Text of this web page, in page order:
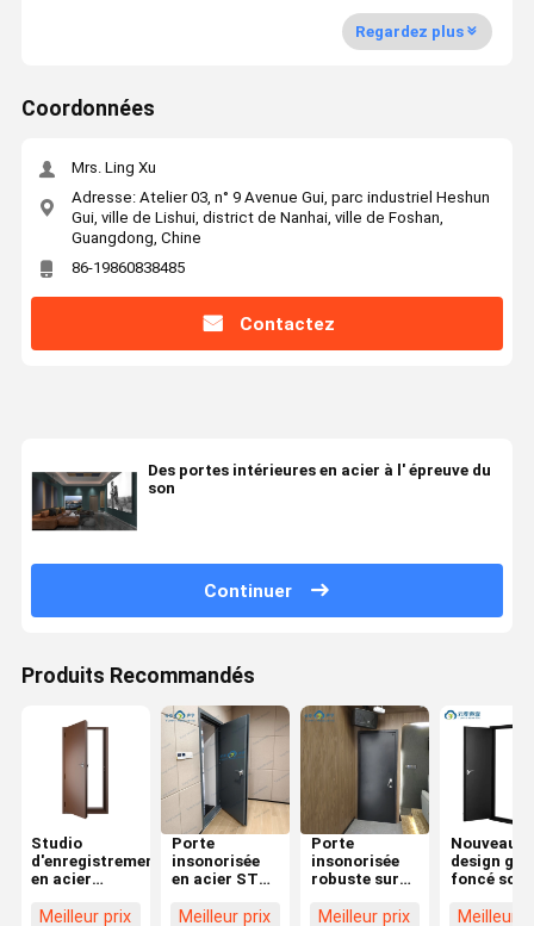
Regardez plus
Coordonnées
Mrs. Ling Xu
Adresse: Atelier 03, n° 9 Avenue Gui, parc industriel Heshun
Gui, ville de Lishui, district de Nanhai, ville de Foshan,
Guangdong, Chine
86-19860838485
Contactez
Des portes intérieures en acier à l' épreuve du
son
Continuer
Produits Recommandés
Studio
d'enregistrement
en acier
son Porte
Meilleur prix
Porte
insonorisée
en acier STC
acoustique
Meilleur prix
Porte
insonorisée
robuste sur
construite
Meilleur prix
Nouveau
design gris
foncé
serrures
Meilleur